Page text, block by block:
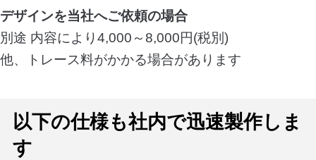
デザインを当社へご依頼の場合
別途 内容により4,000～8,000円(税別)
他、トレース料がかかる場合があります
以下の仕様も社内で迅速製作しま
す